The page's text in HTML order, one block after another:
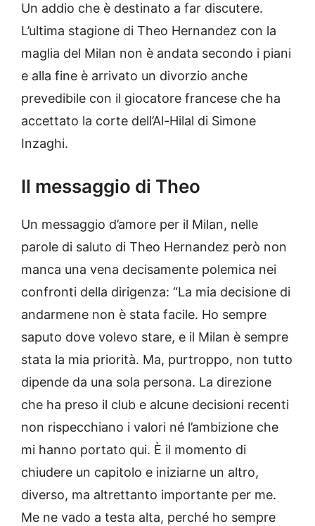
Un addio che è destinato a far discutere.
L’ultima stagione di Theo Hernandez con la
maglia del Milan non è andata secondo i piani
e alla fine è arrivato un divorzio anche
prevedibile con il giocatore francese che ha
accettato la corte dell’Al-Hilal di Simone
Inzaghi.
Il messaggio di Theo
Un messaggio d’amore per il Milan, nelle
parole di saluto di Theo Hernandez però non
manca una vena decisamente polemica nei
confronti della dirigenza: “La mia decisione di
andarmene non è stata facile. Ho sempre
saputo dove volevo stare, e il Milan è sempre
stata la mia priorità. Ma, purtroppo, non tutto
dipende da una sola persona. La direzione
che ha preso il club e alcune decisioni recenti
non rispecchiano i valori né l’ambizione che
mi hanno portato qui. È il momento di
chiudere un capitolo e iniziarne un altro,
diverso, ma altrettanto importante per me.
Me ne vado a testa alta, perché ho sempre